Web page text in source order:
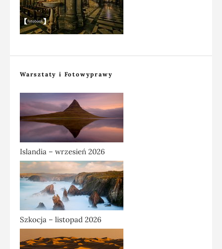
Warsztaty i Fotowyprawy
Islandia – wrzesień 2026
Szkocja – listopad 2026